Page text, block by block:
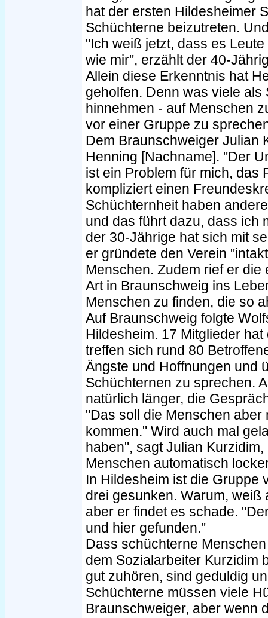
hat der ersten Hildesheimer
Schüchterne beizutreten.
"Ich weiß jetzt, dass es
wie mir", erzählt der 40-
Allein diese Erkenntnis hat
geholfen. Denn was viele
hinnehmen - auf Menschen
vor einer Gruppe zu
Dem Braunschweiger Julian
Henning [Nachname]. "Der
ist ein Problem für mich, das
kompliziert einen
Schüchternheit haben
und das führt dazu, dass ich
der 30-Jährige hat sich mit
er gründete den Verein
Menschen. Zudem rief er
Art in Braunschweig ins
Menschen zu finden, die so
Auf Braunschweig folgte
Hildesheim. 17 Mitglieder
treffen sich rund 80
Ängste und Hoffnungen und
Schüchternen zu sprechen.
natürlich länger, die
"Das soll die Menschen
kommen." Wird auch mal
haben", sagt Julian
Menschen automatisch
In Hildesheim ist die Gruppe
drei gesunken. Warum,
aber er findet es schade.
und hier gefunden."
Dass schüchterne
dem Sozialarbeiter Kurzidim
gut zuhören, sind geduldig
Schüchterne müssen viele
Braunschweiger, aber wenn